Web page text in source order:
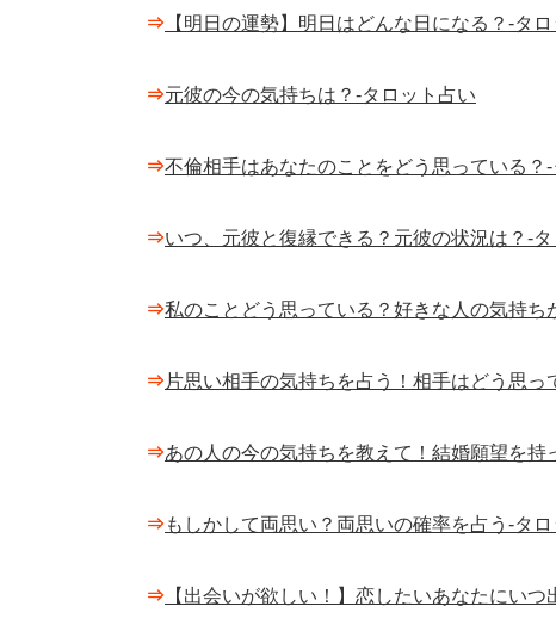
⇒ 【明日の運勢】明日はどんな日になる？-タ
⇒元彼の今の気持ちは？-タロット占い
⇒不倫相手はあなたのことをどう思っている？
⇒いつ、元彼と復縁できる？元彼の状況は？-
⇒私のことどう思っている？好きな人の気持ち
⇒片思い相手の気持ちを占う！相手はどう思っ
⇒あの人の今の気持ちを教えて！結婚願望を持
⇒もしかして両思い？両思いの確率を占う-タ
⇒ 【出会いが欲しい！】恋したいあなたにい